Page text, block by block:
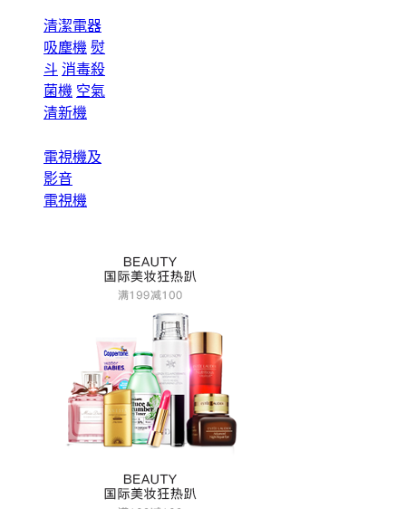
清潔電器
吸塵機 熨
斗 消毒殺
菌機 空氣
清新機
電視機及
影音
電視機